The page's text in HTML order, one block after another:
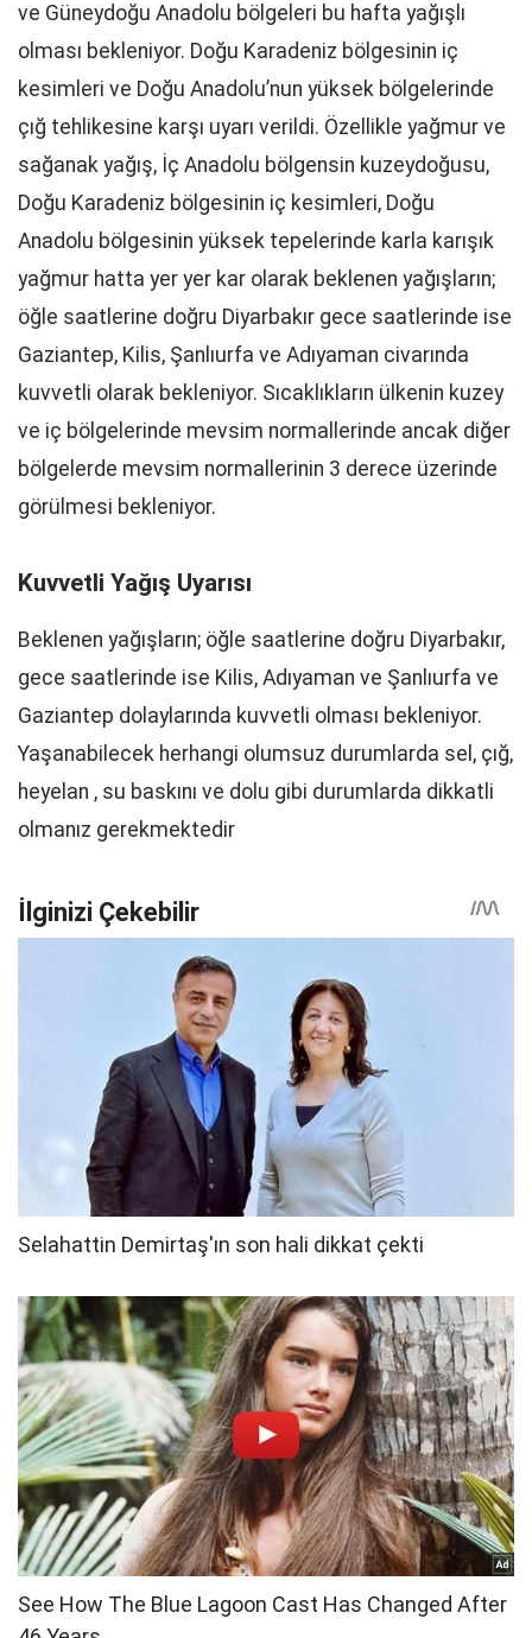
ve Güneydoğu Anadolu bölgeleri bu hafta yağışlı
olması bekleniyor. Doğu Karadeniz bölgesinin iç
kesimleri ve Doğu Anadolu’nun yüksek bölgelerinde
çığ tehlikesine karşı uyarı verildi. Özellikle yağmur ve
sağanak yağış, İç Anadolu bölgensin kuzeydoğusu,
Doğu Karadeniz bölgesinin iç kesimleri, Doğu
Anadolu bölgesinin yüksek tepelerinde karla karışık
yağmur hatta yer yer kar olarak beklenen yağışların;
öğle saatlerine doğru Diyarbakır gece saatlerinde ise
Gaziantep, Kilis, Şanlıurfa ve Adıyaman civarında
kuvvetli olarak bekleniyor. Sıcaklıkların ülkenin kuzey
ve iç bölgelerinde mevsim normallerinde ancak diğer
bölgelerde mevsim normallerinin 3 derece üzerinde
görülmesi bekleniyor.
Kuvvetli Yağış Uyarısı
Beklenen yağışların; öğle saatlerine doğru Diyarbakır,
gece saatlerinde ise Kilis, Adıyaman ve Şanlıurfa ve
Gaziantep dolaylarında kuvvetli olması bekleniyor.
Yaşanabilecek herhangi olumsuz durumlarda sel, çığ,
heyelan , su baskını ve dolu gibi durumlarda dikkatli
olmanız gerekmektedir